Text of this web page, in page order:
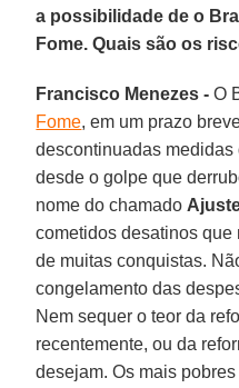
a possibilidade de o
Fome. Quais são os
Francisco Menezes - O
Fome, em um prazo
descontinuadas
desde o golpe que
nome do chamado
cometidos desatinos que
de muitas conquistas.
congelamento das
Nem sequer o teor da
recentemente, ou da
desejam. Os mais